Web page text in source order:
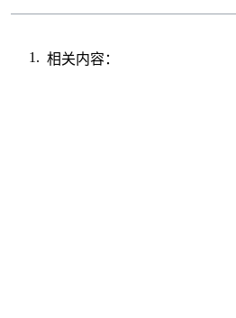
相关内容：